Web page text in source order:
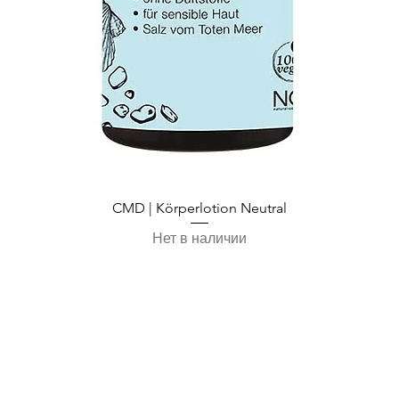
Быстрый просмотр
CMD | Körperlotion Neutral
Нет в наличии